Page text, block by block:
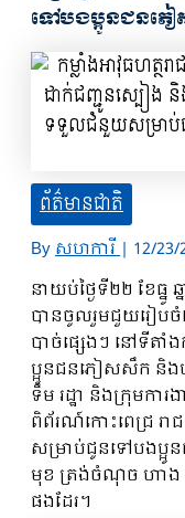
ទៅបងប្អូនជនភ
ព័ត៌មានជាតិ
Byសហការី| 12/23/
នាយប់ថ្ងៃទី២២ ខែធ្នូ
បានចូលរួមជួយរៀបចំ
បាច់ផ្សេងៗ នៅទីត
ប្អូនជនភៀសសឹក និង
ទឹម រដ្ឋា និងក្រុមកា
ពិព័រណ៍កោះពេជ្រ រា
សម្រាប់ជូនទៅបងប្
មុខ ត្រង់ចំណុច ហាង
ផងដែរ។